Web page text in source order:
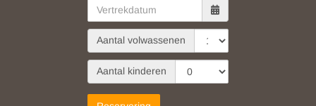
Aantal volwassenen
Aantal kinderen